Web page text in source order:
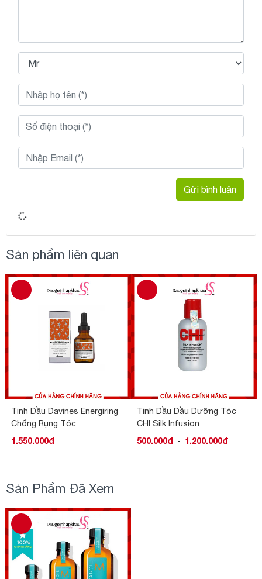
Gửi bình luận
Sản phẩm liên quan
Tinh Dầu Davines Energiring
Chống Rụng Tóc
1.550.000đ
Tinh Dầu Dầu Dưỡng Tóc
CHI Silk Infusion
500.000đ - 1.200.000đ
Sản Phẩm Đã Xem